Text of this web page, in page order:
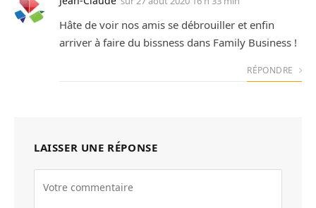
Hâte de voir nos amis se débrouiller et enfin
arriver à faire du bissness dans Family Business !
RÉPONDRE
LAISSER UNE RÉPONSE